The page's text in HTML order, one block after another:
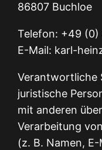
86807 Buchloe
Telefon: +49 (0)
E-Mail: karl-
Verantwortliche
juristische
mit anderen
Verarbeitung
(z. B. Namen,